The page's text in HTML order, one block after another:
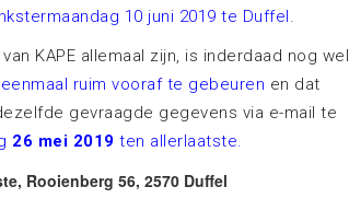
10 juni 2019 te Duffel.
KAPE allemaal zijn, is inderdaad nog wel
ruim vooraf te gebeuren en dat
gevraagde gegevens via e-mail te
26 mei 2019 ten allerlaatste.
Rooienberg 56, 2570 Duffel